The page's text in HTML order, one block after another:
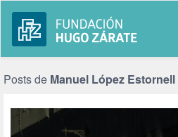
Posts de Manuel López Estornell